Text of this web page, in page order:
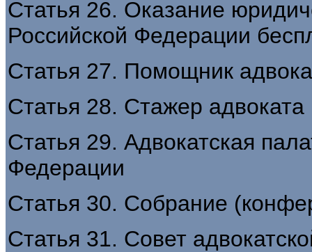
Статья 26. Оказание
Российской Федерации
Статья 27. Помощник
Статья 28. Стажер адвоката
Статья 29. Адвокатская
Федерации
Статья 30. Собрание
Статья 31. Совет